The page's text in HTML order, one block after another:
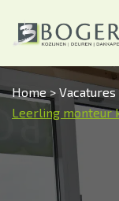
Home > Vacatures
Leerling monteur